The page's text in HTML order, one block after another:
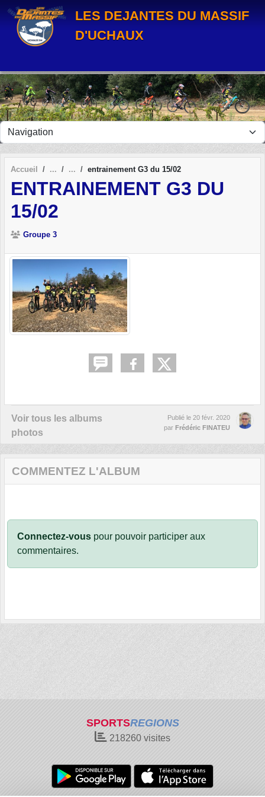
LES DEJANTES DU MASSIF
D'UCHAUX
Accueil entrainement G3 du 15/02
ENTRAINEMENT G3 DU
15/02
Groupe 3
Voir tous les albums
photos
Publié le 20 févr. 2020
par Frédéric FINATEU
COMMENTEZ L'ALBUM
Connectez-vous pour pouvoir participer aux
commentaires.
SPORTSREGIONS
218260 visites
Panneau de gestion des cookies